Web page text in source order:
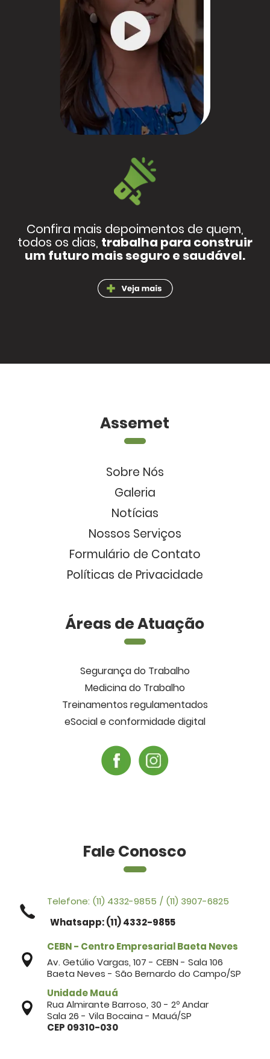
Confira mais depoimentos de quem,
todos os dias, trabalha para construir
um futuro mais seguro e saudável.
Assemet
Sobre Nós
Galeria
Notícias
Nossos Serviços
Formulário de Contato
Políticas de Privacidade
Áreas de Atuação
Segurança do Trabalho
Medicina do Trabalho
Treinamentos regulamentados
eSocial e conformidade digital
Fale Conosco
Telefone: (11) 4332-9855 / (11) 3907-6825
Whatsapp: (11) 4332-9855
CEBN - Centro Empresarial Baeta Neves
Av. Getúlio Vargas, 107 - CEBN - Sala 106
Baeta Neves - São Bernardo do Campo/SP
Unidade Mauá
Rua Almirante Barroso, 30 - 2º Andar
Sala 26 - Vila Bocaina - Mauá/SP
CEP 09310-030